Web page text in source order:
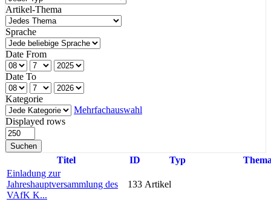
Artikel-Thema
Sprache
Date From
Date To
Kategorie
Mehrfachauswahl
Displayed rows
Suchen
Titel ID Typ
Einladung zur
Jahreshauptversammlung des
VAfK K...
133 Artikel